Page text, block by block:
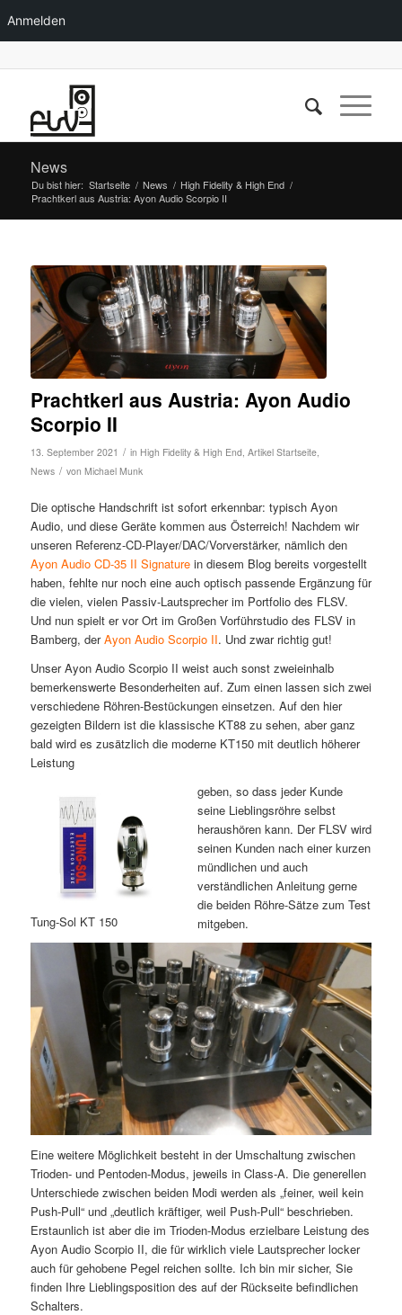
Anmelden
News
Du bist hier: Startseite / News / High Fidelity & High End /
Prachtkerl aus Austria: Ayon Audio Scorpio II
Prachtkerl aus Austria: Ayon Audio
Scorpio II
13. September 2021 / in High Fidelity & High End, Artikel Startseite,
News / von Michael Munk
Die optische Handschrift ist sofort erkennbar: typisch Ayon
Audio, und diese Geräte kommen aus Österreich! Nachdem wir
unseren Referenz-CD-Player/DAC/Vorverstärker, nämlich den
Ayon Audio CD-35 II Signaturein diesem Blog bereits vorgestellt
haben, fehlte nur noch eine auch optisch passende Ergänzung für
die vielen, vielen Passiv-Lautsprecher im Portfolio des FLSV.
Und nun spielt er vor Ort im Großen Vorführstudio des FLSV in
Bamberg, derAyon Audio Scorpio II. Und zwar richtig gut!
Unser Ayon Audio Scorpio II weist auch sonst zweieinhalb
bemerkenswerte Besonderheiten auf. Zum einen lassen sich zwei
verschiedene Röhren-Bestückungen einsetzen. Auf den hier
gezeigten Bildern ist die klassische KT88 zu sehen, aber ganz
bald wird es zusätzlich die moderne KT150 mit deutlich höherer
Leistung
Tung-Sol KT 150
geben, so dass jeder Kunde
seine Lieblingsröhre selbst
heraushören kann. Der FLSV wird
seinen Kunden nach einer kurzen
mündlichen und auch
verständlichen Anleitung gerne
die beiden Röhre-Sätze zum Test
mitgeben.
Eine weitere Möglichkeit besteht in der Umschaltung zwischen
Trioden- und Pentoden-Modus, jeweils in Class-A. Die generellen
Unterschiede zwischen beiden Modi werden als „feiner, weil kein
Push-Pull“ und „deutlich kräftiger, weil Push-Pull“ beschrieben.
Erstaunlich ist aber die im Trioden-Modus erzielbare Leistung des
Ayon Audio Scorpio II, die für wirklich viele Lautsprecher locker
auch für gehobene Pegel reichen sollte. Ich bin mir sicher, Sie
finden Ihre Lieblingsposition des auf der Rückseite befindlichen
Schalters.